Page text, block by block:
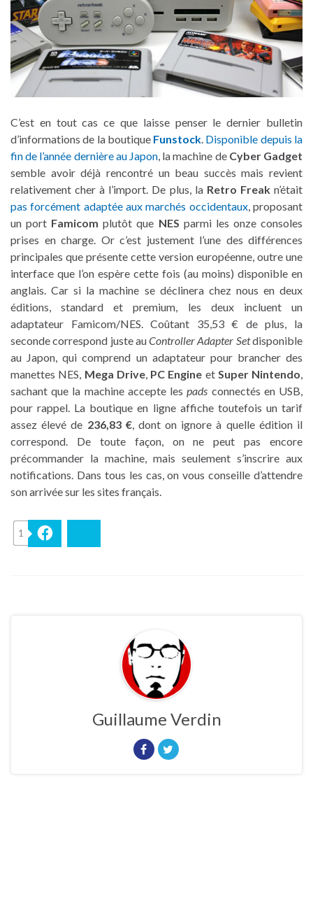
C’est en tout cas ce que laisse penser le dernier bulletin
d’informations de la boutique Funstock. Disponible depuis la
fin de l’année dernière au Japon, la machine de Cyber Gadget
semble avoir déjà rencontré un beau succès mais revient
relativement cher à l’import. De plus, la Retro Freakn’était
pas forcément adaptée aux marchés occidentaux, proposant
un port Famicom plutôt que NES parmi les onze consoles
prises en charge. Or c’est justement l’une des différences
principales que présente cette version européenne, outre une
interface que l’on espère cette fois (au moins) disponible en
anglais. Car si la machine se déclinera chez nous en deux
éditions, standard et premium, les deux incluent un
adaptateur Famicom/NES. Coûtant 35,53 € de plus, la
seconde correspond juste auController Adapter Setdisponible
au Japon, qui comprend un adaptateur pour brancher des
manettes NES, Mega Drive, PC Engine et Super Nintendo,
sachant que la machine accepte lespads connectés en USB,
pour rappel. La boutique en ligne affiche toutefois un tarif
assez élevé de 236,83 €, dont on ignore à quelle édition il
correspond. De toute façon, on ne peut pas encore
précommander la machine, mais seulement s’inscrire aux
notifications. Dans tous les cas, on vous conseille d’attendre
son arrivée sur les sites français.
1
Guillaume Verdin